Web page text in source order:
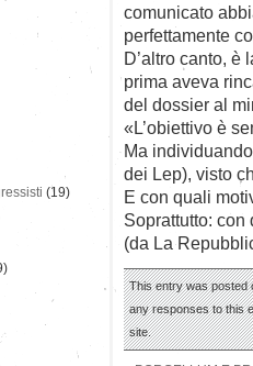
comunicato
perfettamente
D’altro canto, è
prima aveva
del dossier al
«L’obiettivo è
Ma
dei Lep), visto
E con quali
Soprattutto:
(da La
This entry was posted
any responses to this
site.
(19)